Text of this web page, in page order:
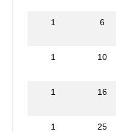
1 6
1 10
1 16
1 25